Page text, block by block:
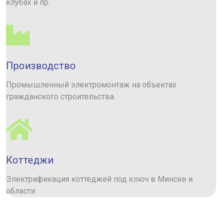
клубах и пр.
Производство
Промышленный электромонтаж на объектах
гражданского строительства
Коттеджи
Электрификация коттеджей под ключ в Минске и
области.